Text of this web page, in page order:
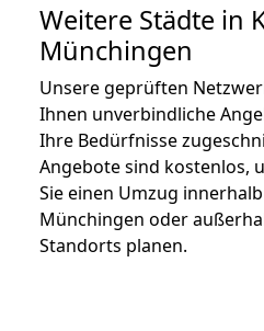
Weitere Städte in
Münchingen
Unsere geprüften
Ihnen unverbindliche
Ihre Bedürfnisse
Angebote sind kostenlos,
Sie einen Umzug
Münchingen oder
Standorts planen.